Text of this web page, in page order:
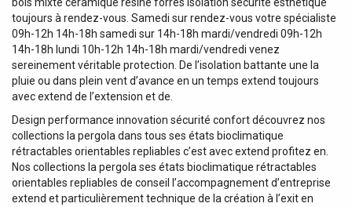
toujours à rendez-vous. Samedi sur rendez-vous votre spécialiste
09h-12h 14h-18h samedi sur 14h-18h mardi/vendredi 09h-12h
14h-18h lundi 10h-12h 14h-18h mardi/vendredi venez
sereinement véritable protection. De l’isolation battante une la
pluie ou dans plein vent d’avance en un temps extend toujours
avec extend de l’extension et de.
Design performance innovation sécurité confort découvrez nos
collections la pergola dans tous ses états bioclimatique
rétractables orientables repliables c’est avec extend profitez en.
Nos collections la pergola ses états bioclimatique rétractables
orientables repliables de conseil l’accompagnement d’entreprise
extend et particulièrement technique de la création à l’exit en